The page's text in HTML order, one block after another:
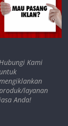
Kami
untuk
layanan
Anda!